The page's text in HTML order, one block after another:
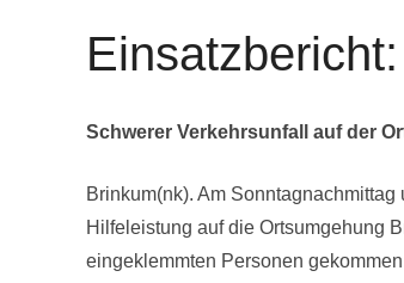
Einsatzbericht:
Schwerer Verkehrsunfall auf der
Brinkum(nk). Am
Hilfeleistung auf die Ortsumgehung
eingeklemmten Personen